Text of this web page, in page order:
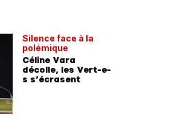
Silence face à la
polémique
Céline Vara
décolle, les Vert-e-
s s’écrasent